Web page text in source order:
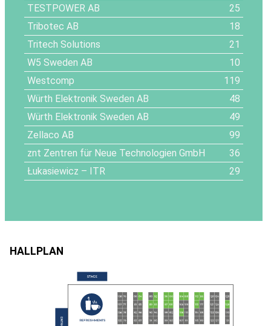
TESTPOWER AB
25
Tribotec AB
18
Tritech Solutions
21
W5 Sweden AB
10
Westcomp
119
Würth Elektronik Sweden AB
48
Würth Elektronik Sweden AB
49
Zellaco AB
99
znt Zentren für Neue Technologien GmbH
36
Łukasiewicz – ITR
29
HALLPLAN